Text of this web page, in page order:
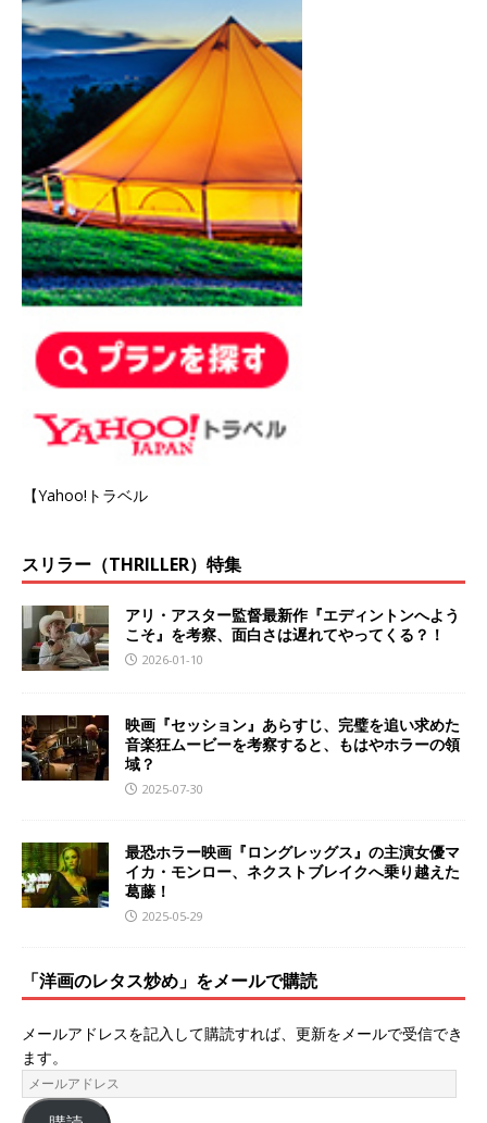
【Yahoo!トラベル
スリラー（THRILLER）特集
アリ・アスター監督最新作『エディントンへよう
こそ』を考察、面白さは遅れてやってくる？！
2026-01-10
映画『セッション』あらすじ、完璧を追い求めた
音楽狂ムービーを考察すると、もはやホラーの領
域？
2025-07-30
最恐ホラー映画『ロングレッグス』の主演女優マ
イカ・モンロー、ネクストブレイクへ乗り越えた
葛藤！
2025-05-29
「洋画のレタス炒め」をメールで購読
メールアドレスを記入して購読すれば、更新をメールで受信でき
ます。